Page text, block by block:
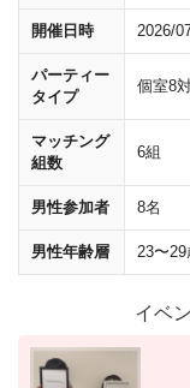
開催日時 2026/
パーティー
タイプ
個室8
マッチング
組数
6組
男性参加者 8名
男性年齢層 23〜29
イベ